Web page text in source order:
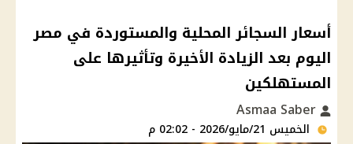
أسعار السجائر المحلية والمستوردة في مصر
اليوم بعد الزيادة الأخيرة وتأثيرها على
المستهلكين
الخميس 21/مايو/2026 - 02:02 م